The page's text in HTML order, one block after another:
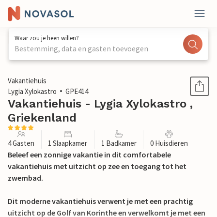
Waar zou je heen willen?
Bestemming, data en gasten toevoegen
1 / 24
Vakantiehuis
Lygia Xylokastro
GPE414
Vakantiehuis - Lygia Xylokastro ,
Griekenland
4 Gasten 1 Slaapkamer 1 Badkamer 0 Huisdieren
Beleef een zonnige vakantie in dit comfortabele
vakantiehuis met uitzicht op zee en toegang tot het
zwembad.
Dit moderne vakantiehuis verwent je met een prachtig
uitzicht op de Golf van Korinthe en verwelkomt je met een